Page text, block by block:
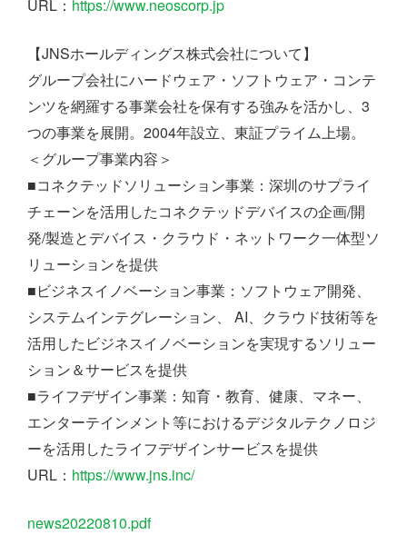
URL： https://www.neoscorp.jp
【JNSホールディングス株式会社について】
グループ会社にハードウェア・ソフトウェア・コンテ
ンツを網羅する事業会社を保有する強みを活かし、3
つの事業を展開。2004年設立、東証プライム上場。
＜グループ事業内容＞
■コネクテッドソリューション事業：深圳のサプライ
チェーンを活用したコネクテッドデバイスの企画/開
発/製造とデバイス・クラウド・ネットワーク一体型ソ
リューションを提供
■ビジネスイノベーション事業：ソフトウェア開発、
システムインテグレーション、 AI、クラウド技術等を
活用したビジネスイノベーションを実現するソリュー
ション＆サービスを提供
■ライフデザイン事業：知育・教育、健康、マネー、
エンターテインメント等におけるデジタルテクノロジ
ーを活用したライフデザインサービスを提供
URL： https://www.jns.inc/
news20220810.pdf